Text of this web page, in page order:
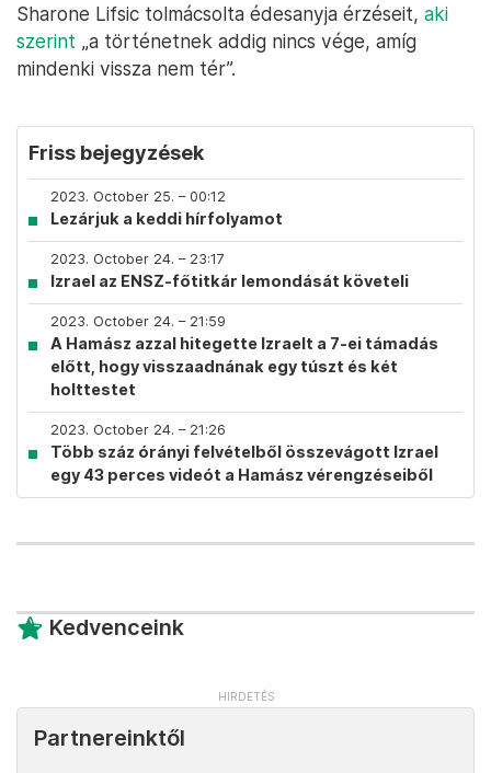
Sharone Lifsic tolmácsolta édesanyja érzéseit, aki
szerint „a történetnek addig nincs vége, amíg
mindenki vissza nem tér”.
Friss bejegyzések
2023. October 25. – 00:12
Lezárjuk a keddi hírfolyamot
2023. October 24. – 23:17
Izrael az ENSZ-főtitkár lemondását követeli
2023. October 24. – 21:59
A Hamász azzal hitegette Izraelt a 7-ei támadás
előtt, hogy visszaadnának egy túszt és két
holttestet
2023. October 24. – 21:26
Több száz órányi felvételből összevágott Izrael
egy 43 perces videót a Hamász vérengzéseiből
Kedvenceink
Partnereinktől